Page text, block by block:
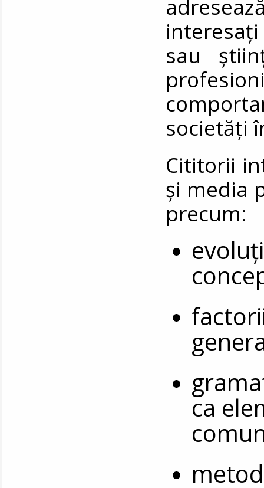
sau
societăți
Cititorii
și media
precum:
ca